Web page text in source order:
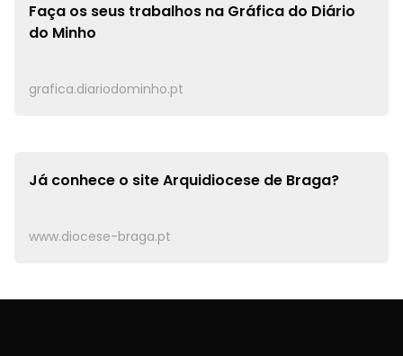
Faça os seus trabalhos na Gráfica do Diário
do Minho
grafica.diariodominho.pt
Já conhece o siteArquidiocese de Braga?
www.diocese-braga.pt